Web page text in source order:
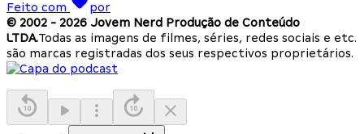
Feito com
por
© 2002 - 2026 Jovem Nerd Produção de Conteúdo
LTDA.Todas as imagens de filmes, séries, redes sociais e etc.
são marcas registradas dos seus respectivos proprietários.